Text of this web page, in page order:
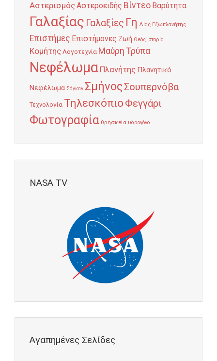
ΑστερισμόςΑστεροειδής Βίντεο Βαρύτητα
Γαλαξίας Γαλαξίες Γη Δίας Εξωπλανήτης
Επιστήμες Επιστήμονες Ζωή Θεός Ιστορία
Κομήτης Λογοτεχνία Μαύρη Τρύπα
Νεφέλωμα Πλανήτης Πλανητικό
Νεφέλωμα Σάγκαν ΣμήνοςΣουπερνόβα
Τεχνολογία Τηλεσκόπιο Φεγγάρι
Φωτογραφία θρησκεία υδρογόνο
NASA TV
Αγαπημένες Σελίδες